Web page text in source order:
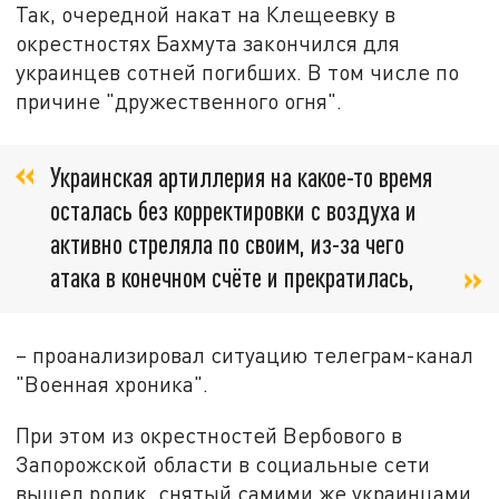
Так, очередной накат на Клещеевку в
окрестностях Бахмута закончился для
украинцев сотней погибших. В том числе по
причине "дружественного огня".
Украинская артиллерия на какое-то время
осталась без корректировки с воздуха и
активно стреляла по своим, из-за чего
атака в конечном счёте и прекратилась,
– проанализировал ситуацию телеграм-канал
"Военная хроника".
При этом из окрестностей Вербового в
Запорожской области в социальные сети
вышел ролик, снятый самими же украинцами,